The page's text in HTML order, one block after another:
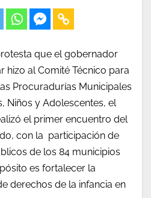
que el gobernador
hizo al Comité Técnico para
Procuradurías Municipales
Niños y Adolescentes, el
el primer encuentro del
con la participación de
de los 84 municipios
es fortalecer la
derechos de la infancia en